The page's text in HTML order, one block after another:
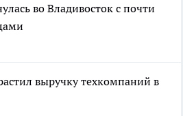
во Владивосток с почти
выручку техкомпаний в